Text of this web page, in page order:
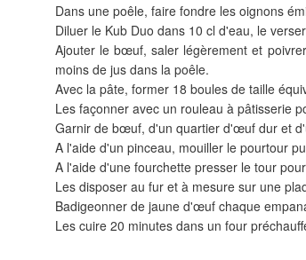
Dans une poêle, faire fondre les oignons
Diluer le Kub Duo dans 10 cl d'eau, le
Ajouter le bœuf, saler légèrement et
moins de jus dans la poêle.
Avec la pâte, former 18 boules de taille
Les façonner avec un rouleau à pâtisserie
Garnir de bœuf, d'un quartier d'œuf dur et
A l'aide d'un pinceau, mouiller le pourtour
A l'aide d'une fourchette presser le tour
Les disposer au fur et à mesure sur une
Badigeonner de jaune d'œuf chaque
Les cuire 20 minutes dans un four